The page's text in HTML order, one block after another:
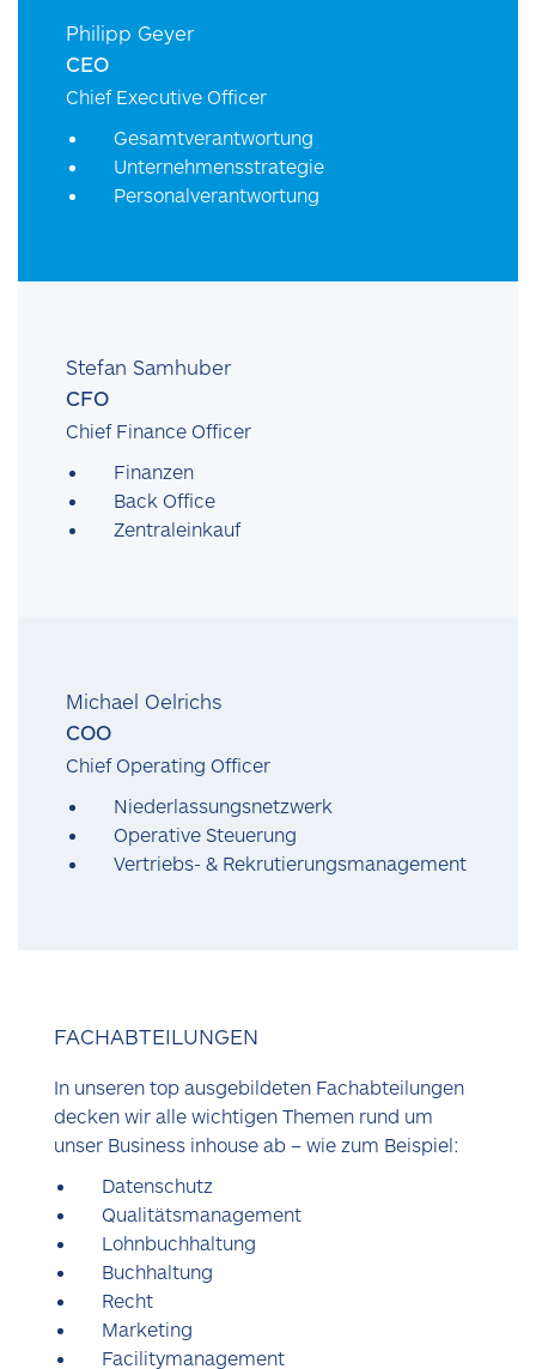
Philipp Geyer
CEO
Chief Executive Officer
Gesamtverantwortung
Unternehmensstrategie
Personalverantwortung
Stefan Samhuber
CFO
Chief Finance Officer
Finanzen
Back Office
Zentraleinkauf
Michael Oelrichs
COO
Chief Operating Officer
Niederlassungsnetzwerk
Operative Steuerung
Vertriebs- & Rekrutierungsmanagement
FACHABTEILUNGEN
In unseren top ausgebildeten Fachabteilungen
decken wir alle wichtigen Themen rund um
unser Business inhouse ab – wie zum Beispiel:
Datenschutz
Qualitätsmanagement
Lohnbuchhaltung
Buchhaltung
Recht
Marketing
Facilitymanagement